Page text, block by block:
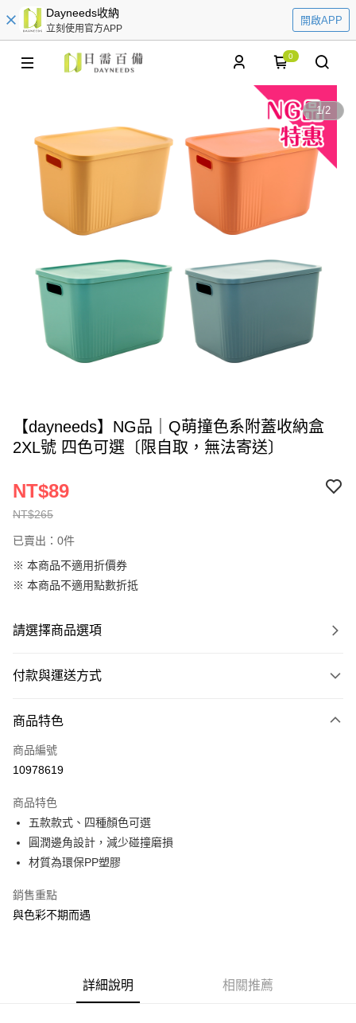
Dayneeds收納
立刻使用官方APP
開啟APP
0
1/2
【dayneeds】NG品｜Q萌撞色系附蓋收納盒
2XL號 四色可選〔限自取，無法寄送〕
NT$265
NT$89
已賣出：0件
※ 本商品不適用折價券
※ 本商品不適用點數折抵
請選擇商品選項
付款與運送方式
信用卡一次付款
信用卡分期付款
合作金庫商業銀行
華南商業銀行
上海商業儲蓄銀行
國泰世華商業銀行
匯豐（台灣）商業銀行
聯邦商業銀行
台灣樂天信用卡公司
LINE Pay
Apple Pay
悠遊付
商品特色
商品編號
10978619
商品特色
五款款式、四種顏色可選
圓潤邊角設計，減少碰撞磨損
材質為環保PP塑膠
銷售重點
與色彩不期而遇
詳細說明 相關推薦